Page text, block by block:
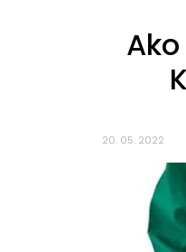
20. 05. 2022